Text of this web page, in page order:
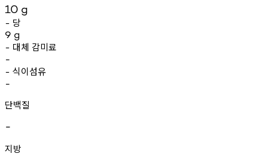
10 g
- 당
9 g
- 대체 감미료
-
- 식이섬유
-
단백질
-
지방